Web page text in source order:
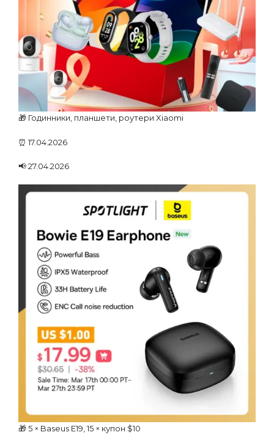
🎁 Годинники, планшети, роутери Xiaomi
⏰ 17.04.2026
📢 27.04.2026
🎁 5 × Baseus E19, 15 × купон $10